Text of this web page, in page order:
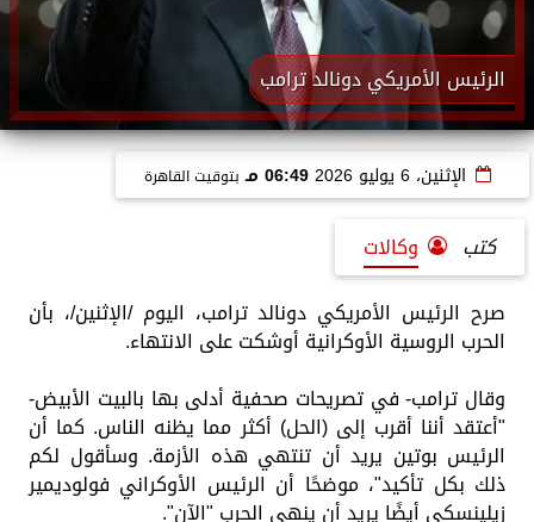
الرئيس الأمريكي دونالد ترامب
الإثنين، 6 يوليو 2026 06:49 مـ بتوقيت القاهرة
كتب
وكالات
صرح الرئيس الأمريكي دونالد ترامب، اليوم /الإثنين/، بأن
الحرب الروسية الأوكرانية أوشكت على الانتهاء.
وقال ترامب- في تصريحات صحفية أدلى بها بالبيت الأبيض-
"أعتقد أننا أقرب إلى (الحل) أكثر مما يظنه الناس. كما أن
الرئيس بوتين يريد أن تنتهي هذه الأزمة. وسأقول لكم
ذلك بكل تأكيد"، موضحًا أن الرئيس الأوكراني فولوديمير
زيلينسكي أيضًا يريد أن ينهي الحرب "الآن".